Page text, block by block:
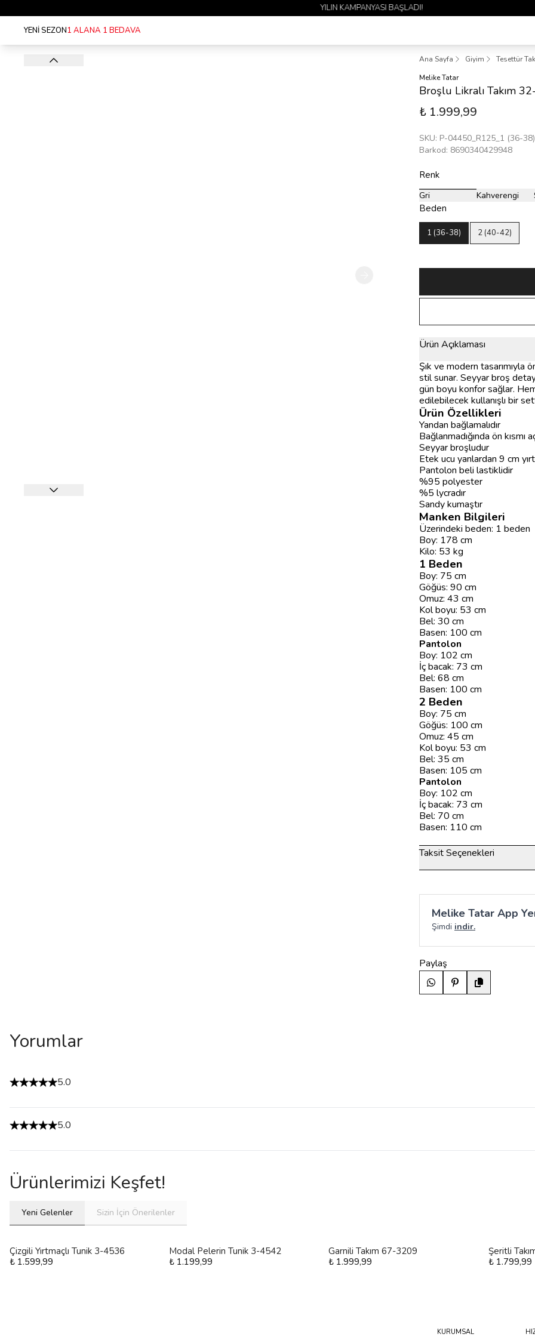
1 ALANA 1 BEDAVA YAYINDA 🎉
YENİ SEZON1 ALANA 1 BEDAVA
Ana Sayfa Giyim Tesettür
Melike Tatar
Broşlu Likralı Takım
₺ 1.999,99
SKU: P-04450_R125_1 (36-38)
Barkod: 8690340429948
Renk
Gri Kahverengi
Beden
1 (36-38) 2 (40-42)
Ürün Açıklaması
Şık ve modern tasarımıyla
stil sunar. Seyyar broş
gün boyu konfor sağlar.
edilebilecek kullanışlı bir
Ürün Özellikleri
Yandan bağlamalıdır
Bağlanmadığında ön kısmı
Seyyar broşludur
Etek ucu yanlardan 9 cm
Pantolon beli lastiklidir
%95 polyester
%5 lycradır
Sandy kumaştır
Manken Bilgileri
Üzerindeki beden: 1 beden
Boy: 178 cm
Kilo: 53 kg
1 Beden
Boy: 75 cm
Göğüs: 90 cm
Omuz: 43 cm
Kol boyu: 53 cm
Bel: 30 cm
Basen: 100 cm
Pantolon
Boy: 102 cm
İç bacak: 73 cm
Bel: 68 cm
Basen: 100 cm
2 Beden
Boy: 75 cm
Göğüs: 100 cm
Omuz: 45 cm
Kol boyu: 53 cm
Bel: 35 cm
Basen: 105 cm
Pantolon
Boy: 102 cm
İç bacak: 73 cm
Bel: 70 cm
Basen: 110 cm
Taksit Seçenekleri
Melike Tatar App
Şimdi indir.
Paylaş
Yorumlar
5.0
5.0
Ürünlerimizi Keşfet!
Yeni Gelenler Sizin İçin Önerilenler
Çizgili Yırtmaçlı Tunik 3-4536
₺ 1.599,99
Modal Pelerin Tunik 3-4542
₺ 1.199,99
Garnili Takım 67-3209
₺ 1.999,99
Şeritli
₺ 1.799,99
KURUMSAL